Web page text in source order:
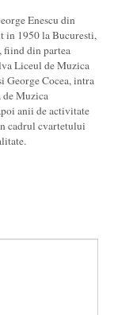
Enescu din
in 1950 la Bucuresti,
din partea
Liceul de Muzica
George Cocea, intra
Muzica
anii de activitate
cadrul cvartetului